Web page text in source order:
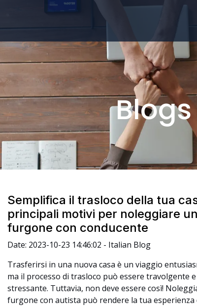
Blogs
Semplifica il trasloco della tua
principali motivi per noleggiare un
furgone con conducente
Date: 2023-10-23 14:46:02 - Italian Blog
Trasferirsi in una nuova casa è un viaggio
ma il processo di trasloco può essere travolgente e
stressante. Tuttavia, non deve essere così!
furgone con autista può rendere la tua esperienza